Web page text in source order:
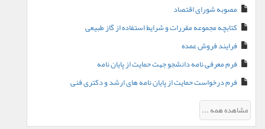
مصوبه شورای اقتصاد
کتابچه مجموعه مقررات و شرایط استفاده از گاز طبیعی
فرایند فروش عمده
فرم معرفی نامه دانشجو جهت حمایت از پایان نامه
فرم درخواست حمایت از پایان نامه های ارشد و دکتری فنی
مشاهده همه ...